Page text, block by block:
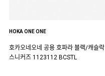
HOKA ONE ONE
호카오네오네 공용 호파라 블랙/캐슬락
스니커즈 1123112 BCSTL